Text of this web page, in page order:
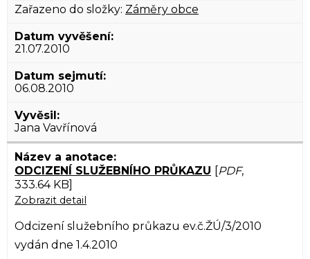
Zařazeno do složky: Záměry obce
21.07.2010
06.08.2010
Jana Vavřínová
ODCIZENÍ SLUŽEBNÍHO PRŮKAZU [PDF,
333.64 KB]
Zobrazit detail
Odcizení služebního průkazu ev.č.ŽÚ/3/2010
vydán dne 1.4.2010